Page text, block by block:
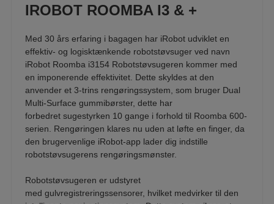
IROBOT ROOMBA I3 & +
Med 30 års erfaring i bagagen har iRobot udviklet en
effektiv- og logisktænkende robotstøvsuger ved navn
iRobot Roomba i3154 Robotstøvsugeren kommer med
en imponerende effektivitet. Dette skyldes at den
anvender et 3-trins rengøringssystem, som bruger Dual
Multi-Surface gummibørster, dette har
forbedret sugestyrken 10 gange i forhold til Roomba 600-
serien. Rengøringen klares nu uden at løfte en finger, da
den brugervenlige iRobot-app lader dig indstille
robotstøvsugerens rengøringsmønster.
Robotstøvsugeren er udstyret
med gulvregistreringssensorer, hvilket medvirker til den